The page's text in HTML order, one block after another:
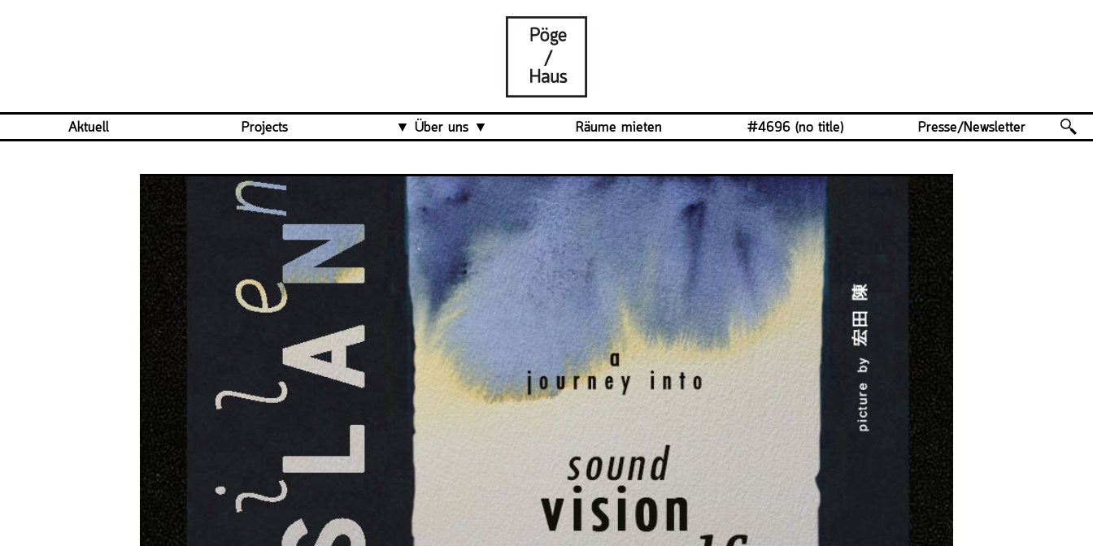
Aktuell Projects
Über uns
Team
Organisation
Mitarbeit
Veranstaltungsrückblick
Kontakt und Anfahrt
Datenschutz
Räume mieten #4696 (no title) Presse/Newsletter